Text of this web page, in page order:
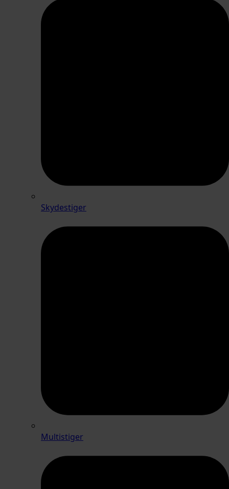
Skydestiger
Multistiger